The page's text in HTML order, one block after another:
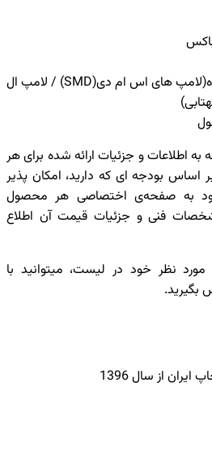
نوع لامپ مورد استفاده(لامپ های اس ام دی(SMD) / لامپ ال
به اطلاعات و جزئیات ارائه شده برای هر
اساس بودجه ای که دارید، امکان پذیر
به صفحه‌ی اختصاصی هر محصول
فنی و جزئیات قیمت آن اطلاع
نظر خود در لیست، میتوانید با
بگیرید.
از سال 1396